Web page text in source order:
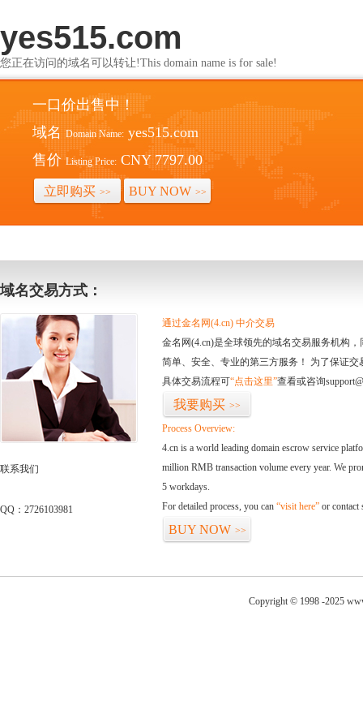
yes515.com
您正在访问的域名可以转让!This domain name is for sale!
一口价出售中！
域名 Domain Name: yes515.com
售价 Listing Price: CNY 7797.00
立即购买 >> BUY NOW >>
域名交易方式：
联系我们
QQ：2726103981
通过金名网(4.cn) 中介交易
金名网(4.cn)是全球领先的域名交易服务机构
简单、安全、专业的第三方服务！ 为了保证
具体交易流程可“点击这里”查看或咨询
我要购买 >>
Process Overview:
4.cn is a world leading domain escrow service
million RMB transaction volume every year. We
5 workdays.
For detailed process, you can “visit here” or contact
BUY NOW >>
Copyright © 1998 -2025